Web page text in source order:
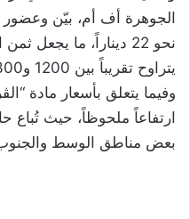
الجوهرة أف أم، بيّن وعضور
يتراوح تقريباً بين 1200 و1300 دينار.
وفيما يتعلق بأسعار مادة
بعض مناطق الوسط والجنوب إلى 17